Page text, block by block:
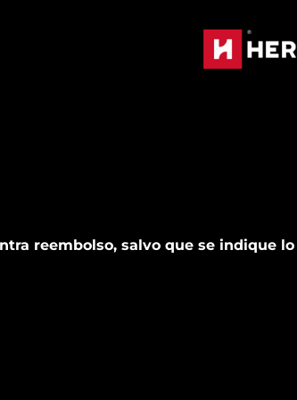
reembolso, salvo que se indique